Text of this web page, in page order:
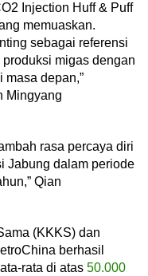
Injection Huff & Puff
memuaskan.
sebagai referensi
migas dengan
masa depan,”
Mingyang
rasa percaya diri
Jabung dalam periode
Qian
(KKKS) dan
berhasil
rata di atas 50.000